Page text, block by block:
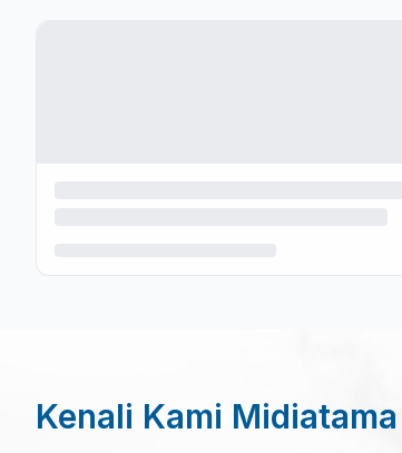
Kenali Kami Midiatama